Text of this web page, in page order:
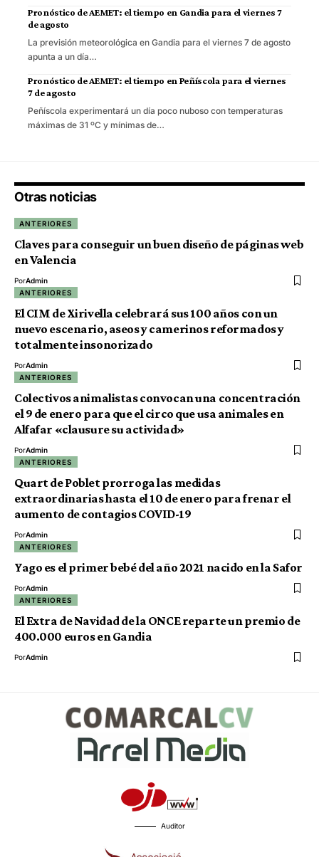
Pronóstico de AEMET: el tiempo en Gandia para el viernes 7
de agosto
La previsión meteorológica en Gandia para el viernes 7 de agosto
apunta a un día…
Pronóstico de AEMET: el tiempo en Peñíscola para el viernes
7 de agosto
Peñíscola experimentará un día poco nuboso con temperaturas
máximas de 31 ºC y mínimas de…
Otras noticias
ANTERIORES
Claves para conseguir un buen diseño de páginas web
en Valencia
PorAdmin
ANTERIORES
El CIM de Xirivella celebrará sus 100 años con un
nuevo escenario, aseos y camerinos reformados y
totalmente insonorizado
PorAdmin
ANTERIORES
Colectivos animalistas convocan una concentración
el 9 de enero para que el circo que usa animales en
Alfafar «clausure su actividad»
PorAdmin
ANTERIORES
Quart de Poblet prorroga las medidas
extraordinarias hasta el 10 de enero para frenar el
aumento de contagios COVID-19
PorAdmin
ANTERIORES
Yago es el primer bebé del año 2021 nacido en la Safor
PorAdmin
ANTERIORES
El Extra de Navidad de la ONCE reparte un premio de
400.000 euros en Gandia
PorAdmin
Auditor